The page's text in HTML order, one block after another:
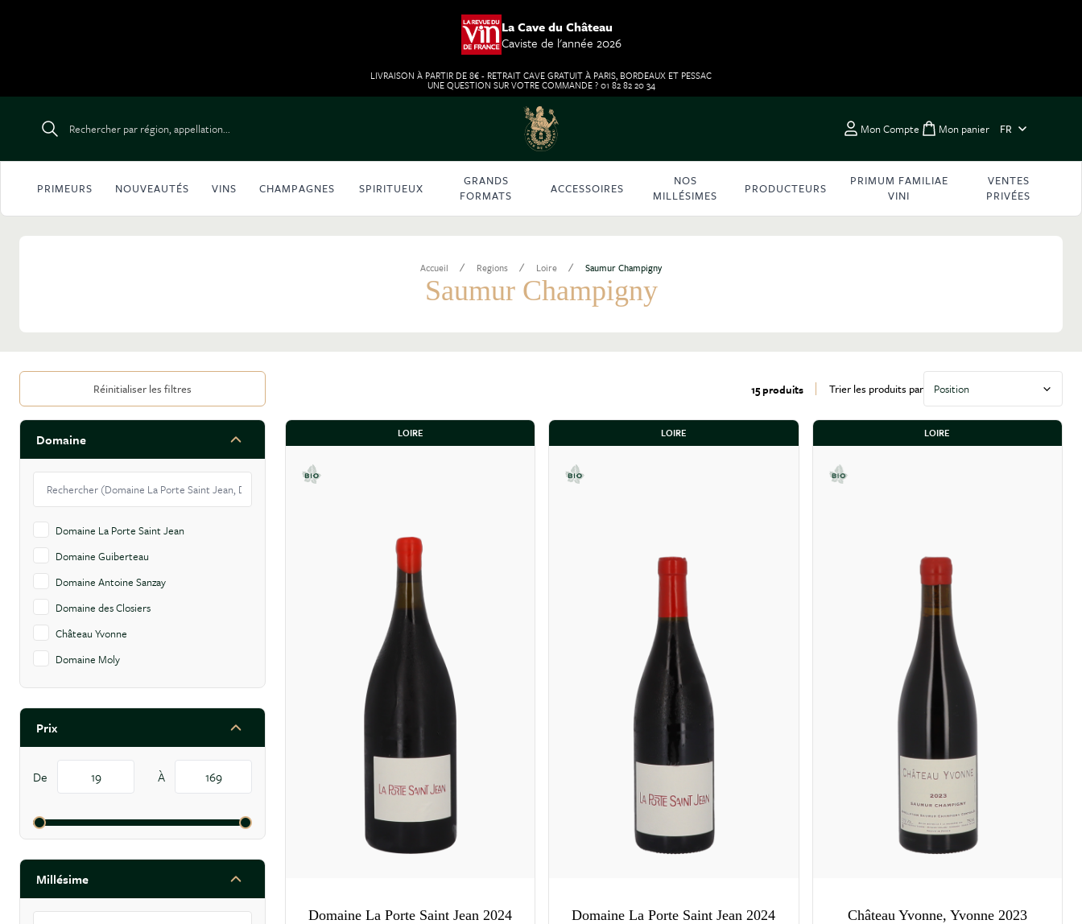
La Cave du Château
Caviste de l'année 2026
LIVRAISON À PARTIR DE 8€ - RETRAIT CAVE GRATUIT À PARIS, BORDEAUX ET PESSAC
UNE QUESTION SUR VOTRE COMMANDE ? 01 82 82 20 34
Rechercher par région, appellation... Mon Compte Toggle minicart,
Mon panier FR
PRIMEURS NOUVEAUTÉS VINS CHAMPAGNES SPIRITUEUX
GRANDS
FORMATS
ACCESSOIRES
NOS
MILLÉSIMES
PRODUCTEURS
PRIMUM FAMILIAE
VINI
VENTES
PRIVÉES
Accueil / Regions / Loire / Saumur Champigny
Saumur Champigny
FILTRER PARRéinitialiser les filtres
Skip to product list
Domaine
filter
Domaine La Porte Saint Jean
Domaine Guiberteau
Domaine Antoine Sanzay
Domaine des Closiers
Château Yvonne
Domaine Moly
Prix
filter
De
À
Millésime
filter
15 produits Trier les produits par
LOIRE
Domaine La Porte Saint Jean 2024
LOIRE
Domaine La Porte Saint Jean 2024
LOIRE
Château Yvonne, Yvonne 2023